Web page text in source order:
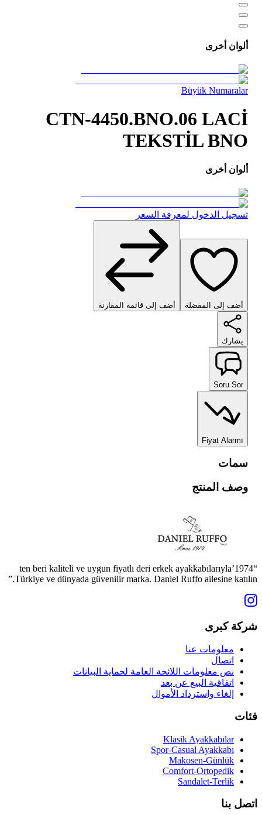
ألوان أخرى
Büyük Numaralar
CTN-4450.BNO.06 LACİ
TEKSTİL BNO
ألوان أخرى
تسجيل الدخول لمعرفة السعر
أضف إلى المفضلة أضف إلى قائمة المقارنة
يشارك
Soru Sor
Fiyat Alarmı
سمات
وصف المنتج
“1974’ten beri kaliteli ve uygun fiyatlı deri erkek ayakkabılarıyla
Türkiye ve dünyada güvenilir marka. Daniel Ruffo ailesine katılın.”
شركة كبرى
معلومات عنا
اتصال
نص معلومات اللائحة العامة لحماية البيانات
اتفاقية البيع عن بعد
إلغاء واسترداد الأموال
فئات
Klasik Ayakkabılar
Spor-Casual Ayakkabı
Makosen-Günlük
Comfort-Ortopedik
Sandalet-Terlik
اتصل بنا